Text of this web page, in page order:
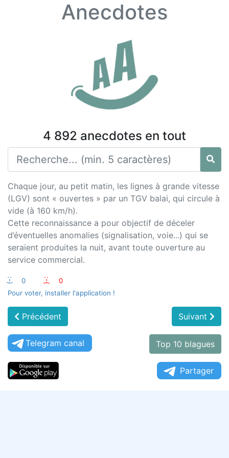
Anecdotes
4 892 anecdotes en tout
Chaque jour, au petit matin, les lignes à grande vitesse
(LGV) sont « ouvertes » par un TGV balai, qui circule à
vide (à 160 km/h).
Cette reconnaissance a pour objectif de déceler
d’éventuelles anomalies (signalisation, voie...) qui se
seraient produites la nuit, avant toute ouverture au
service commercial.
:-) 0 :-(
0
Pour voter, installer l'application !
Précédent Suivant
Telegram canal Top 10 blagues
Partager